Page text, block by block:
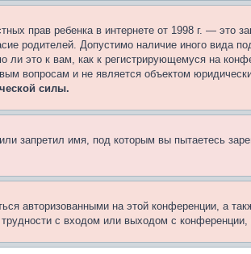
прав ребенка в интернете от 1998 г. —
родителей. Допустимо наличие иного вида
это к вам, как к регистрирующемуся на
вопросам и не является объектом
силы.
запретил имя, под которым вы пытаетесь
авторизованными на этой конференции, а
с входом или выходом с